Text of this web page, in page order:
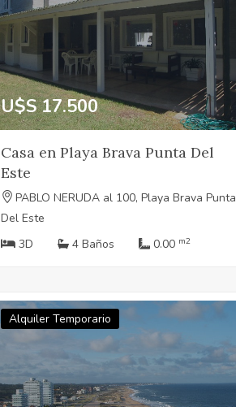
U$S 17.500
Casa en Playa Brava Punta Del
Este
PABLO NERUDA al 100, Playa Brava Punta
Del Este
3D
4 Baños 0.00 m2
Alquiler Temporario